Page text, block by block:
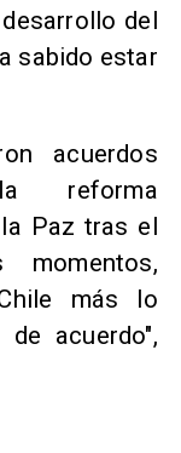
del
sabido estar
acuerdos
reforma
Paz tras el
más lo
de acuerdo",